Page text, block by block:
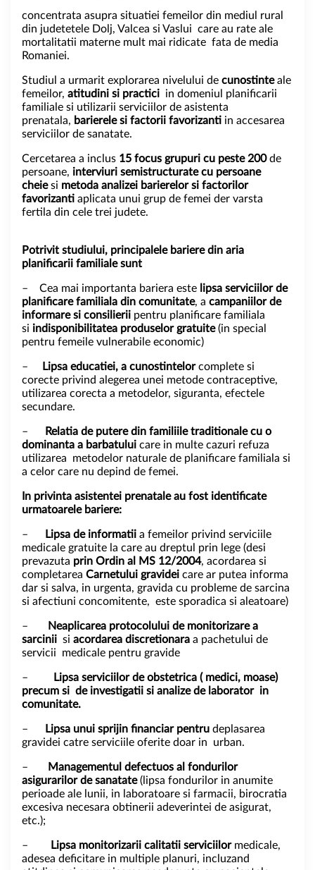
concentrata asupra situatiei femeilor din mediul rural
din judetetele Dolj, Valcea si Vaslui care au rate ale
mortalitatii materne mult mai ridicate fata de media
Romaniei.
Studiul a urmarit explorarea nivelului de cunostinteale
femeilor, atitudini si practici in domeniul planificarii
familiale si utilizarii serviciilor de asistenta
prenatala, barierele si factorii favorizanti in accesarea
serviciilor de sanatate.
Cercetarea a inclus 15 focus grupuri cu peste 200de
persoane, interviuri semistructurate cu persoane
cheiesi metoda analizei barierelor si factorilor
favorizanti aplicata unui grup de femei der varsta
fertila din cele trei judete.
Potrivit studiului, principalele bariere din aria
planificarii familiale sunt
– Cea mai importanta bariera este lipsa serviciilor de
planificare familiala din comunitate, a campaniilor de
informare si consilierii pentru planificare familiala
si indisponibilitatea produselor gratuite(in special
pentru femeile vulnerabile economic)
– Lipsa educatiei, a cunostintelorcomplete si
corecte privind alegerea unei metode contraceptive,
utilizarea corecta a metodelor, siguranta, efectele
secundare.
–
Relatia de putere din familiile traditionale cu o
dominanta a barbatului care in multe cazuri refuza
utilizarea metodelor naturale de planificare familiala si
a celor care nu depind de femei.
In privinta asistentei prenatale au fost identificate
urmatoarele bariere:
– Lipsa de informatii a femeilor privind serviciile
medicale gratuite la care au dreptul prin lege (desi
prevazuta prin Ordin al MS 12/2004, acordarea si
completarea Carnetului gravidei care ar putea informa
dar si salva, in urgenta, gravida cu probleme de sarcina
si afectiuni concomitente, este sporadica si aleatoare)
–
Neaplicarea protocolului de monitorizare a
sarcinii si acordarea discretionara a pachetului de
servicii medicale pentru gravide
–
Lipsa serviciilor de obstetrica ( medici, moase)
precum si de investigatii si analize de laborator in
comunitate.
– Lipsa unui sprijin financiar pentru deplasarea
gravidei catre serviciile oferite doar in urban.
–
Managementul defectuos al fondurilor
asigurarilor de sanatate(lipsa fondurilor in anumite
perioade ale lunii, in laboratoare si farmacii, birocratia
excesiva necesara obtinerii adeverintei de asigurat,
etc.);
– Lipsa monitorizarii calitatii serviciilormedicale,
adesea deficitare in multiple planuri, incluzand